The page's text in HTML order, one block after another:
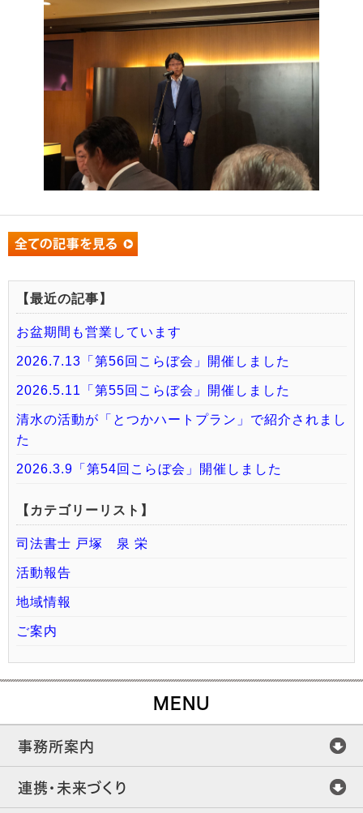
【最近の記事】
お盆期間も営業しています
2026.7.13「第56回こらぼ会」開催しました
2026.5.11「第55回こらぼ会」開催しました
清水の活動が「とつかハートプラン」で紹介されまし
た
2026.3.9「第54回こらぼ会」開催しました
【カテゴリーリスト】
司法書士 戸塚 泉 栄
活動報告
地域情報
ご案内
MENU
事務所案内
連携・未来づくり